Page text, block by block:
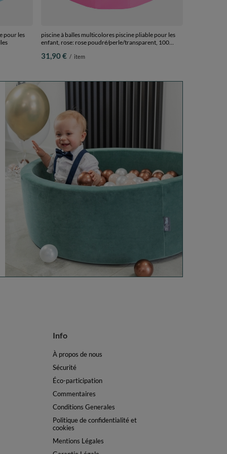
pour les
piscine à balles multicolores piscine pliable pour les
enfant, rose: rose poudré/perle/transparent, 100
31,90 € / item
Info
À propos de nous
Sécurité
Éco-participation
Commentaires
Conditions Generales
Politique de confidentialité et
cookies
Mentions Légales